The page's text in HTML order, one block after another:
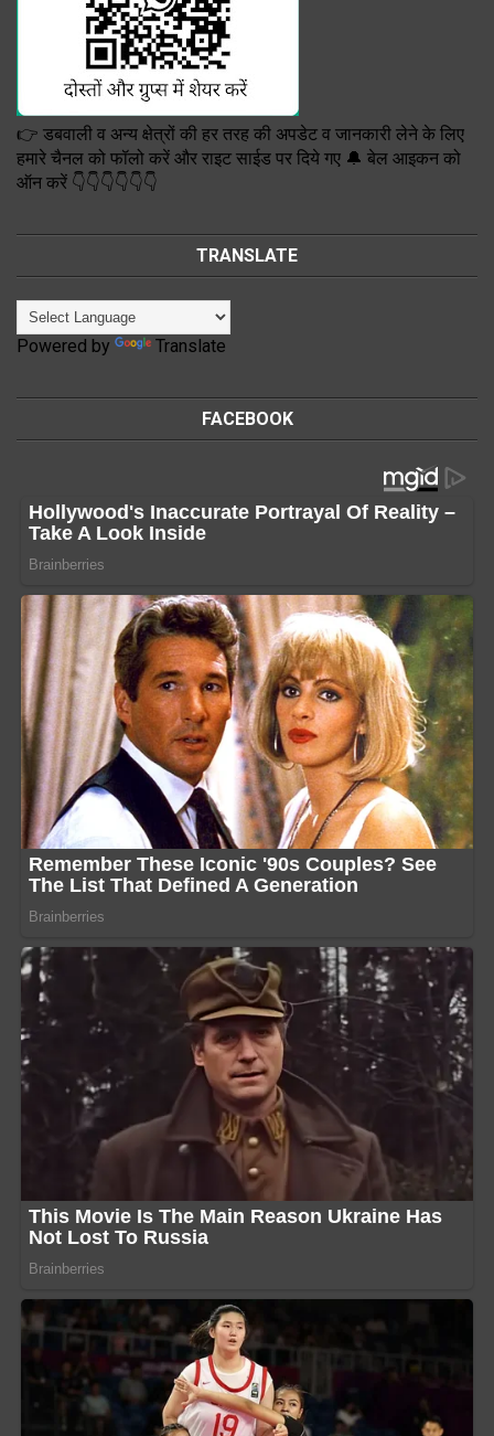
👉 डबवाली व अन्य क्षेत्रों की हर तरह की अपडेट व जानकारी लेने के लिए
हमारे चैनल को फॉलो करें और राइट साईड पर दिये गए 🔔 बेल आइकन को
ऑन करें 👇👇👇👇👇👇
TRANSLATE
Powered by Translate
FACEBOOK